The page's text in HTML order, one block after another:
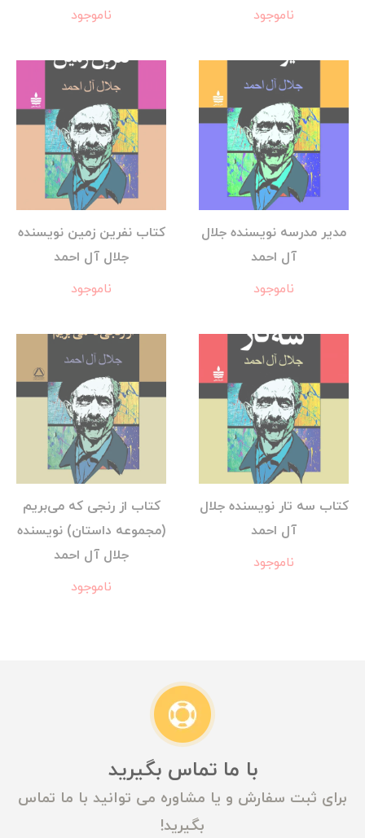
ناموجود ناموجود
مدیر مدرسه نویسنده جلال
آل احمد
ناموجود
کتاب نفرین زمین نویسنده
جلال آل احمد
ناموجود
کتاب سه تار نویسنده جلال
آل احمد
ناموجود
کتاب از رنجی که می‌بریم
(مجموعه داستان) نویسنده
جلال آل احمد
ناموجود
با ما تماس بگیرید
برای ثبت سفارش و یا مشاوره می توانید با ما تماس
بگیرید!